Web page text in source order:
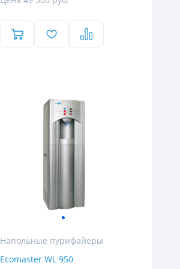
Напольные пурифайеры
Ecomaster WL 950